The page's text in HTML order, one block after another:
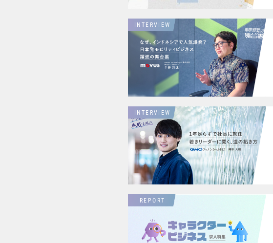
INTERVIEW
INTERVIEW
REPORT